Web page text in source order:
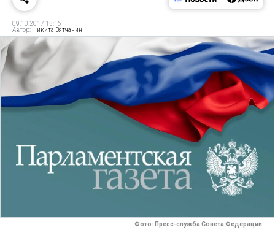
09.10.2017 15:16
Автор: Никита Вятчанин
Фото: Пресс-служба Совета Федерации